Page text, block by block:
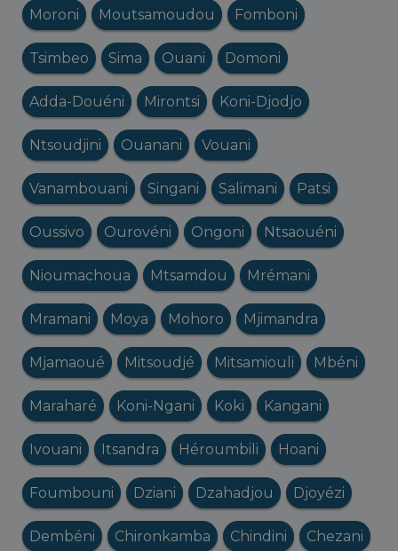
Moroni Moutsamoudou Fomboni
Tsimbeo Sima Ouani Domoni
Adda-Douéni Mirontsi Koni-Djodjo
Ntsoudjini Ouanani Vouani
Vanambouani Singani Salimani Patsi
Oussivo Ourovéni Ongoni Ntsaouéni
Nioumachoua Mtsamdou Mrémani
Mramani Moya Mohoro Mjimandra
Mjamaoué Mitsoudjé Mitsamiouli Mbéni
Maraharé Koni-Ngani Koki Kangani
Ivouani Itsandra Héroumbili Hoani
Foumbouni Dziani Dzahadjou Djoyézi
Dembéni Chironkamba Chindini Chezani